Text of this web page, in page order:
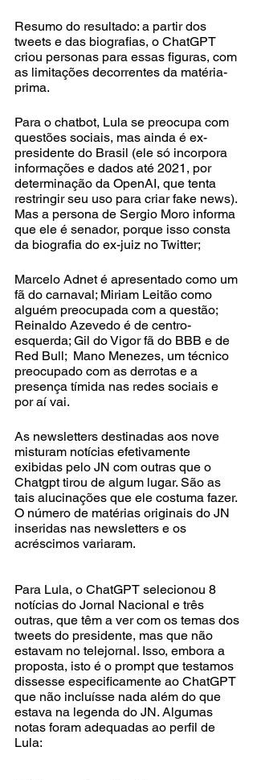
Resumo do resultado: a partir dos
tweets e das biografias, o ChatGPT
criou personas para essas figuras, com
as limitações decorrentes da matéria-
prima.
Para o chatbot, Lula se preocupa com
questões sociais, mas ainda é ex-
presidente do Brasil (ele só incorpora
informações e dados até 2021, por
determinação da OpenAI, que tenta
restringir seu uso para criar fake news).
Mas a persona de Sergio Moro informa
que ele é senador, porque isso consta
da biografia do ex-juiz no Twitter;
Marcelo Adnet é apresentado como um
fã do carnaval; Miriam Leitão como
alguém preocupada com a questão;
Reinaldo Azevedo é de centro-
esquerda; Gil do Vigor fã do BBB e de
Red Bull;  Mano Menezes, um técnico
preocupado com as derrotas e a
presença tímida nas redes sociais e
por aí vai.
As newsletters destinadas aos nove
misturam notícias efetivamente
exibidas pelo JN com outras que o
Chatgpt tirou de algum lugar. São as
tais alucinações que ele costuma fazer.
O número de matérias originais do JN
inseridas nas newsletters e os
acréscimos variaram.
Para Lula, o ChatGPT selecionou 8
notícias do Jornal Nacional e três
outras, que têm a ver com os temas dos
tweets do presidente, mas que não
estavam no telejornal. Isso, embora a
proposta, isto é o prompt que testamos
dissesse especificamente ao ChatGPT
que não incluísse nada além do que
estava na legenda do JN. Algumas
notas foram adequadas ao perfil de
Lula: